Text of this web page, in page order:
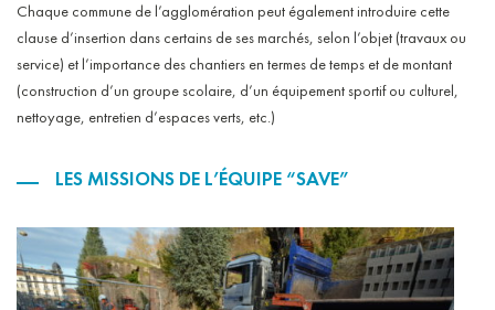
Chaque commune de l’agglomération peut également introduire cette
clause d’insertion dans certains de ses marchés, selon l’objet (travaux ou
service) et l’importance des chantiers en termes de temps et de montant
(construction d’un groupe scolaire, d’un équipement sportif ou culturel,
nettoyage, entretien d’espaces verts, etc.)
LES MISSIONS DE L’ÉQUIPE “SAVE”